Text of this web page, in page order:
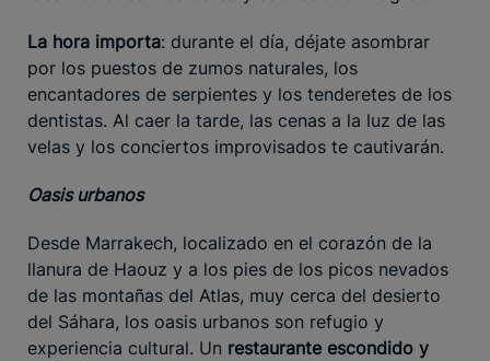
La hora importa: durante el día, déjate asombrar
por los puestos de zumos naturales, los
encantadores de serpientes y los tenderetes de los
dentistas. Al caer la tarde, las cenas a la luz de las
velas y los conciertos improvisados te cautivarán.
Oasis urbanos
Desde Marrakech, localizado en el corazón de la
llanura de Haouz y a los pies de los picos nevados
de las montañas del Atlas, muy cerca del desierto
del Sáhara, los oasis urbanos son refugio y
experiencia cultural. Un restaurante escondido y